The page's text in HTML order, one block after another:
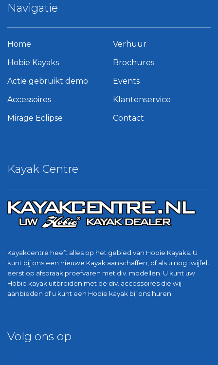
Kayak Centre
Kayakcentre heeft alles op het gebied van Hobie Kayaks. U
kunt bij ons een nieuwe Kayak aanschaffen, of als u nog twijfelt
eerst op afspraak proefvaren met div. modellen. U kunt uw
Hobie kayak uitbreiden met de div. accessoires die wij
aanbieden of u kunt een Hobie kayak bij ons huren.
Navigatie
Home
Hobie Kayaks
Actie gebruikt demo
Accessoires
Mirage Eclipse
Verhuur
Brochures
Events
Klantenservice
Contact
Volg ons op